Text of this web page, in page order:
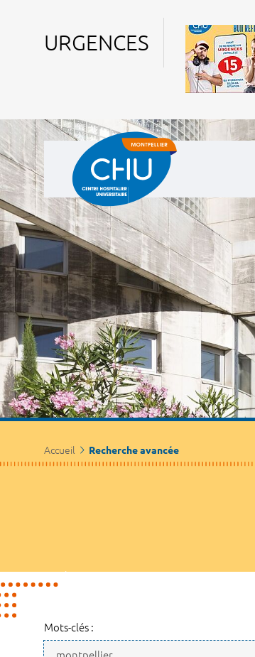
URGENCES
Accueil Recherche avancée
Mots-clés :